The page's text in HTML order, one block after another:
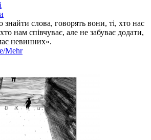
слова, говорять вони, ті, хто нас
нам співчуває, але не забуває додати,
невинних».
Mehr